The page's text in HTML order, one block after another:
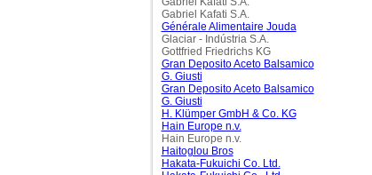
Gabriel Kafati S.A.
Générale Alimentaire Jouda
Glaciar - Indústria S.A.
Gottfried Friedrichs KG
Gran Deposito Aceto Balsamico
G. Giusti
Gran Deposito Aceto Balsamico
G. Giusti
H. Klümper GmbH & Co. KG
Hain Europe n.v.
Hain Europe n.v.
Haitoglou Bros
Hakata-Fukuichi Co. Ltd.